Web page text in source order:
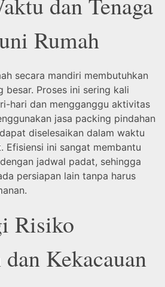
Rumah
secara mandiri membutuhkan
besar. Proses ini sering kali
hari dan mengganggu aktivitas
jasa packing pindahan
diselesaikan dalam waktu
Efisiensi ini sangat membantu
jadwal padat, sehingga
persiapan lain tanpa harus
Risiko
Kekacauan